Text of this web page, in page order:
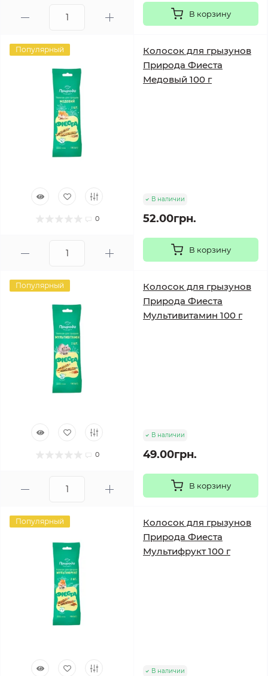
В корзину
Популярный
0
Колосок для грызунов
Природа Фиеста
Медовый 100 г
В наличии
52.00грн.
В корзину
Популярный
0
Колосок для грызунов
Природа Фиеста
Мультивитамин 100 г
В наличии
49.00грн.
В корзину
Популярный
Колосок для грызунов
Природа Фиеста
Мультифрукт 100 г
В наличии